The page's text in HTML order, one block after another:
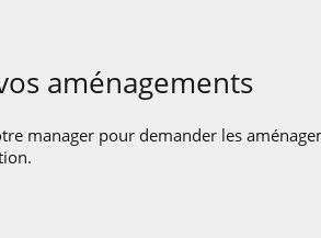
aménagements
manager pour demander les